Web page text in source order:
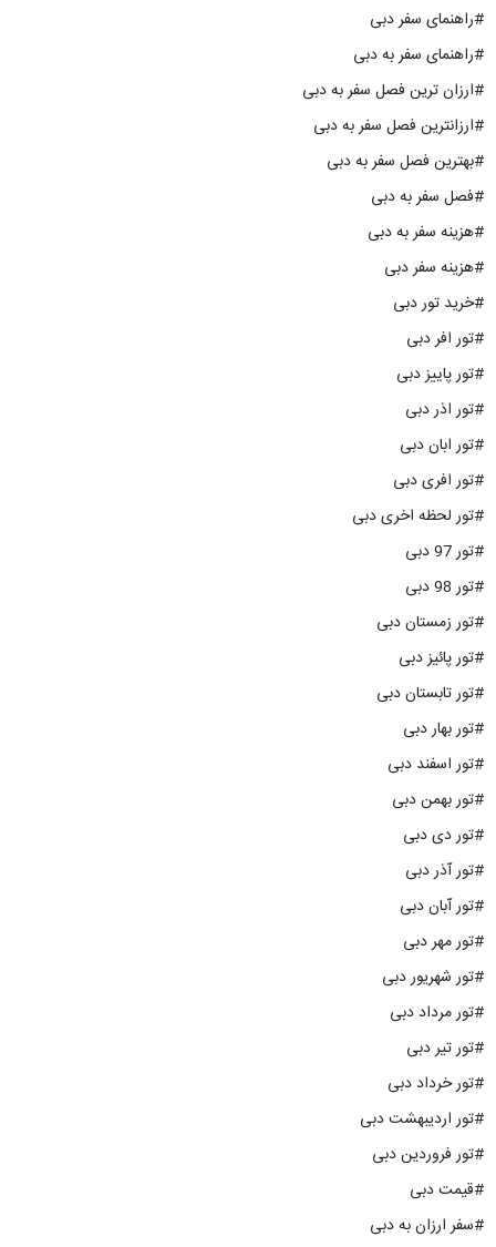
#راهنمای سفر دبی
#راهنمای سفر به دبی
#ارزان ترین فصل سفر به دبی
#ارزانترین فصل سفر به دبی
#بهترین فصل سفر به دبی
#فصل سفر به دبی
#هزینه سفر به دبی
#هزینه سفر دبی
#خرید تور دبی
#تور افر دبی
#تور پاییز دبی
#تور اذر دبی
#تور ابان دبی
#تور افری دبی
#تور لحظه اخری دبی
#تور 97 دبی
#تور 98 دبی
#تور زمستان دبی
#تور پائیز دبی
#تور تابستان دبی
#تور بهار دبی
#تور اسفند دبی
#تور بهمن دبی
#تور دی دبی
#تور آذر دبی
#تور آبان دبی
#تور مهر دبی
#تور شهریور دبی
#تور مرداد دبی
#تور تیر دبی
#تور خرداد دبی
#تور اردیبهشت دبی
#تور فروردین دبی
#قیمت دبی
#سفر ارزان به دبی